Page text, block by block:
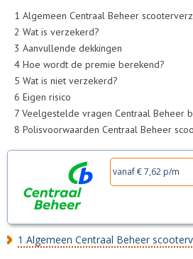
1 Algemeen Centraal Beheer
2 Wat is verzekerd?
3 Aanvullende dekkingen
4 Hoe wordt de premie berekend?
5 Wat is niet verzekerd?
6 Eigen risico
7 Veelgestelde vragen Centraal Beheer
8 Polisvoorwaarden Centraal Beheer
vanaf € 7,62 p/m
1 Algemeen Centraal Beheer